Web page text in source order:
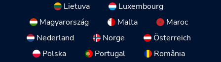
Lietuva
Luxembourg
Magyarország
Malta
Maroc
Nederland
Norge
Österreich
Polska
Portugal
România